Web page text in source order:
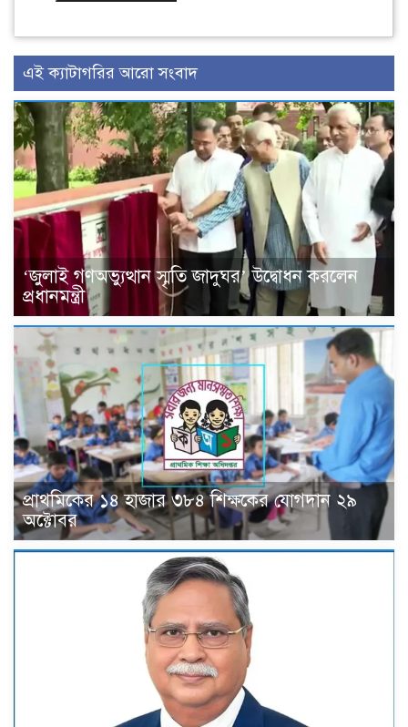
এই ক্যাটাগরির আরো সংবাদ
‘জুলাই গণঅভ্যুত্থান স্মৃতি জাদুঘর’ উদ্বোধন করলেন
প্রধানমন্ত্রী
প্রাথমিকের ১৪ হাজার ৩৮৪ শিক্ষকের যোগদান ২৯
অক্টোবর